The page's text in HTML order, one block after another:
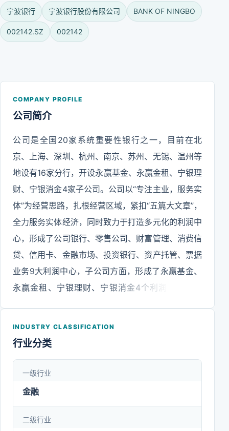
宁波银行 宁波银行股份有限公司 BANK OF NINGBO
002142.SZ 002142
COMPANY PROFILE
公司简介
公司是全国20家系统重要性银行之一，目前在北
京、上海、深圳、杭州、南京、苏州、无锡、温州等
地设有16家分行，开设永赢基金、永赢金租、宁银理
财、宁银消金4家子公司。公司以“专注主业，服务实
体”为经营思路，扎根经营区域，紧扣“五篇大文章”，
全力服务实体经济，同时致力于打造多元化的利润中
心，形成了公司银行、零售公司、财富管理、消费信
贷、信用卡、金融市场、投资银行、资产托管、票据
业务9大利润中心，子公司方面，形成了永赢基金、
永赢金租、宁银理财、宁银消金4个利润中心。当
忘初心、牢记使命，在各级政府和监管部门的监管
优势，力争早日成为一家令人尊敬、具有良好口碑和
核心竞争力的现代商业银行。
INDUSTRY CLASSIFICATION
行业分类
一级行业
金融
二级行业